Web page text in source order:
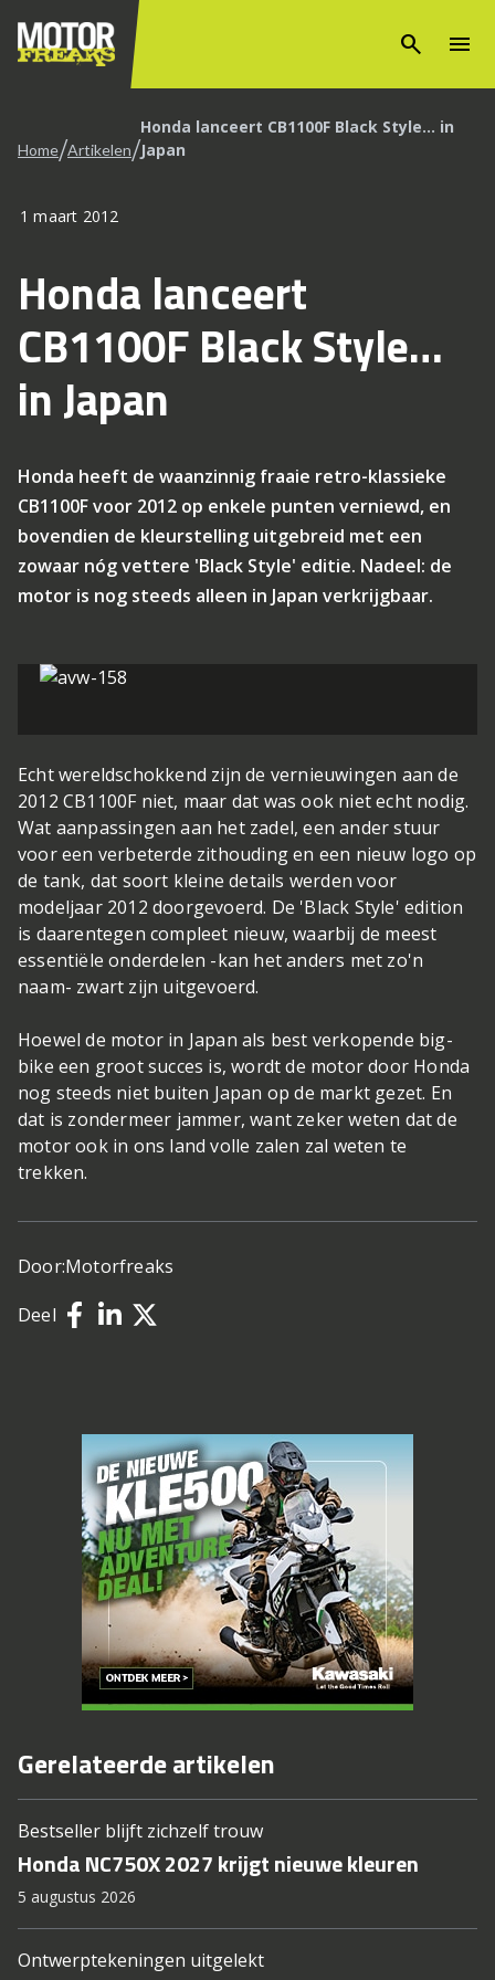
search menu
Home/Artikelen/Honda lanceert CB1100F Black Style… in
Japan
1 maart 2012
Honda lanceert
CB1100F Black Style…
in Japan
Honda heeft de waanzinnig fraaie retro-klassieke
CB1100F voor 2012 op enkele punten verniewd, en
bovendien de kleurstelling uitgebreid met een
zowaar nóg vettere 'Black Style' editie. Nadeel: de
motor is nog steeds alleen in Japan verkrijgbaar.
Echt wereldschokkend zijn de vernieuwingen aan de
2012 CB1100F niet, maar dat was ook niet echt nodig.
Wat aanpassingen aan het zadel, een ander stuur
voor een verbeterde zithouding en een nieuw logo op
de tank, dat soort kleine details werden voor
modeljaar 2012 doorgevoerd. De 'Black Style' edition
is daarentegen compleet nieuw, waarbij de meest
essentiële onderdelen -kan het anders met zo'n
naam- zwart zijn uitgevoerd.
Hoewel de motor in Japan als best verkopende big-
bike een groot succes is, wordt de motor door Honda
nog steeds niet buiten Japan op de markt gezet. En
dat is zondermeer jammer, want zeker weten dat de
motor ook in ons land volle zalen zal weten te
trekken.
Door:Motorfreaks
Deel
Gerelateerde artikelen
Bestseller blijft zichzelf trouw
Honda NC750X 2027 krijgt nieuwe kleuren
5 augustus 2026
Ontwerptekeningen uitgelekt